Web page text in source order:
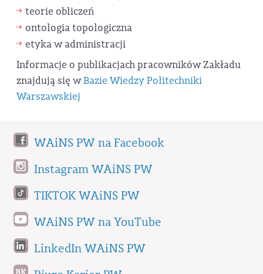
teorie obliczeń
ontologia topologiczna
etyka w administracji
Informacje o publikacjach pracowników Zakładu
znajdują się wBazie Wiedzy Politechniki
Warszawskiej
WAiNS PW na Facebook
Instagram WAiNS PW
TIKTOK WAiNS PW
WAiNS PW na YouTube
LinkedIn WAiNS PW